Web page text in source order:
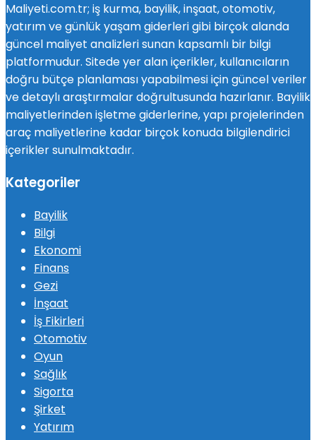
Maliyeti.com.tr; iş kurma, bayilik, inşaat, otomotiv,
yatırım ve günlük yaşam giderleri gibi birçok alanda
güncel maliyet analizleri sunan kapsamlı bir bilgi
platformudur. Sitede yer alan içerikler, kullanıcıların
doğru bütçe planlaması yapabilmesi için güncel veriler
ve detaylı araştırmalar doğrultusunda hazırlanır. Bayilik
maliyetlerinden işletme giderlerine, yapı projelerinden
araç maliyetlerine kadar birçok konuda bilgilendirici
içerikler sunulmaktadır.
Kategoriler
Bayilik
Bilgi
Ekonomi
Finans
Gezi
İnşaat
İş Fikirleri
Otomotiv
Oyun
Sağlık
Sigorta
Şirket
Yatırım